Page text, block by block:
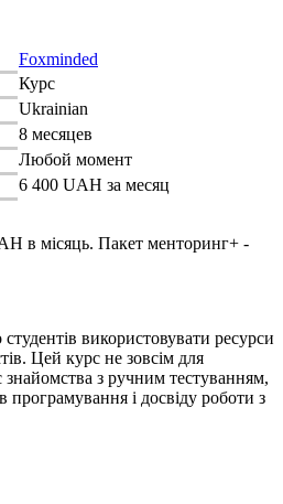
Foxminded
Курс
Ukrainian
8 месяцев
Любой момент
6 400 UAH за месяц
в місяць. Пакет менторинг+ -
використовувати ресурси
Цей курс не зовсім для
знайомства з ручним тестуванням,
програмування і досвіду роботи з